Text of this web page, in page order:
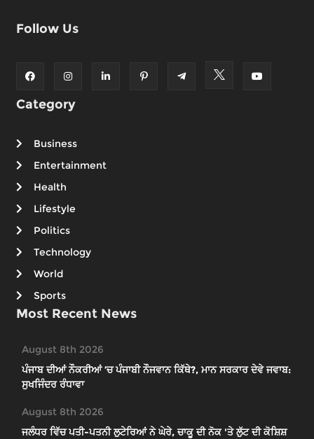
Follow Us
Category
Business
Entertainment
Health
Lifestyle
Politics
Technology
World
Sports
Most Recent News
August 8th 2026
ਪੰਜਾਬ ਦੀਆਂ ਨੌਕਰੀਆਂ ’ਚ ਪੰਜਾਬੀ ਨੌਜਵਾਨ ਕਿੱਥੇ?, ਮਾਨ ਸਰਕਾਰ ਦੇਵੇ ਜਵਾਬ:
ਸੁਖਜਿੰਦਰ ਰੰਧਾਵਾ
August 8th 2026
ਜਲੰਧਰ ਵਿੱਚ ਪਤੀ-ਪਤਨੀ ਲੁਟੇਰਿਆਂ ਨੇ ਘੇਰੇ, ਚਾਕੂ ਦੀ ਨੋਕ 'ਤੇ ਲੁੱਟ ਦੀ ਕੋਸ਼ਿਸ਼